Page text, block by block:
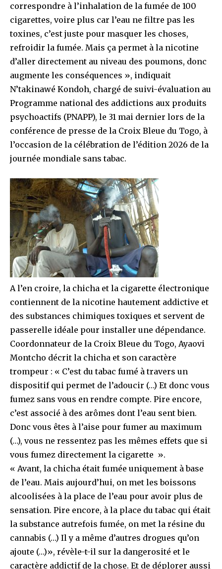
correspondre à l’inhalation de la fumée de 100
cigarettes, voire plus car l’eau ne filtre pas les
toxines, c’est juste pour masquer les choses,
refroidir la fumée. Mais ça permet à la nicotine
d’aller directement au niveau des poumons, donc
augmente les conséquences », indiquait
N’takinawé Kondoh, chargé de suivi-évaluation au
Programme national des addictions aux produits
psychoactifs (PNAPP), le 31 mai dernier lors de la
conférence de presse de la Croix Bleue du Togo, à
l’occasion de la célébration de l’édition 2026 de la
journée mondiale sans tabac.
A l’en croire, la chicha et la cigarette électronique
contiennent de la nicotine hautement addictive et
des substances chimiques toxiques et servent de
passerelle idéale pour installer une dépendance.
Coordonnateur de la Croix Bleue du Togo, Ayaovi
Montcho décrit la chicha et son caractère
trompeur : « C’est du tabac fumé à travers un
dispositif qui permet de l’adoucir (…) Et donc vous
fumez sans vous en rendre compte. Pire encore,
c’est associé à des arômes dont l’eau sent bien.
Donc vous êtes à l’aise pour fumer au maximum
(…), vous ne ressentez pas les mêmes effets que si
vous fumez directement la cigarette ».
« Avant, la chicha était fumée uniquement à base
de l’eau. Mais aujourd’hui, on met les boissons
alcoolisées à la place de l’eau pour avoir plus de
sensation. Pire encore, à la place du tabac qui était
la substance autrefois fumée, on met la résine du
cannabis (…) Il y a même d’autres drogues qu’on
ajoute (…)», révèle-t-il sur la dangerosité et le
caractère addictif de la chose. Et de déplorer aussi